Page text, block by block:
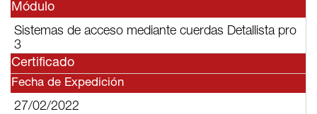
Módulo
Sistemas de acceso mediante cuerdas Detallista pro
3
Certificado
Fecha de Expedición
27/02/2022